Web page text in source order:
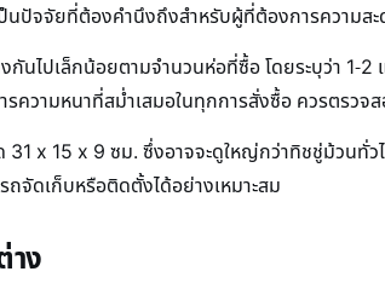
นปัจจัยที่ต้องคำนึงถึงสำหรับผู้ที่ต้องการความส
นไปเล็กน้อยตามจำนวนห่อที่ซื้อ โดยระบุว่า
ความหนาที่สม่ำเสมอในทุกการสั่งซื้อ ควรตรวจ
x 15 x 9 ซม. ซึ่งอาจจะดูใหญ่กว่าทิชชู่ม้วนทั่
จัดเก็บหรือติดตั้งได้อย่างเหมาะสม
าง